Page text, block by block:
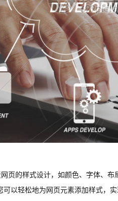
的样式设计，如颜色、字体、布
以轻松地为网页元素添加样式，实